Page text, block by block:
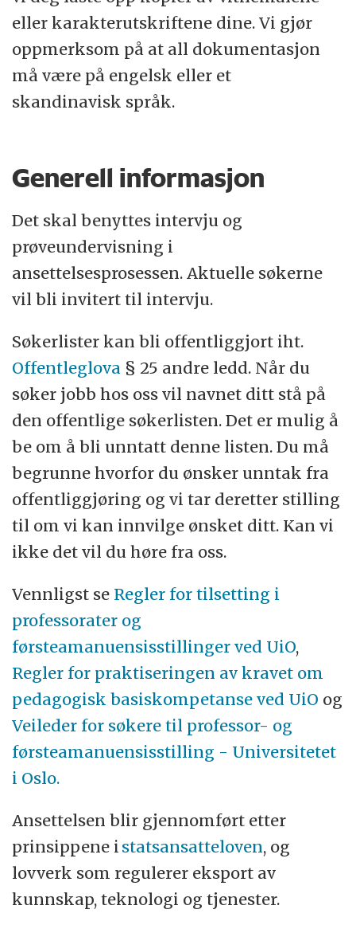
eller karakterutskriftene dine. Vi gjør
oppmerksom på at all dokumentasjon
må være på engelsk eller et
skandinavisk språk.
Generell informasjon
Det skal benyttes intervju og
prøveundervisning i
ansettelsesprosessen. Aktuelle søkerne
vil bli invitert til intervju.
Søkerlister kan bli offentliggjort iht.
Offentleglova § 25 andre ledd. Når du
søker jobb hos oss vil navnet ditt stå på
den offentlige søkerlisten. Det er mulig å
be om å bli unntatt denne listen. Du må
begrunne hvorfor du ønsker unntak fra
offentliggjøring og vi tar deretter stilling
til om vi kan innvilge ønsket ditt. Kan vi
ikke det vil du høre fra oss.
Vennligst se Regler for tilsetting i
professorater og
førsteamanuensisstillinger ved UiO,
Regler for praktiseringen av kravet om
pedagogisk basiskompetanse ved UiO og
Veileder for søkere til professor- og
førsteamanuensisstilling - Universitetet
i Oslo.
Ansettelsen blir gjennomført etter
prinsippene i statsansatteloven, og
lovverk som regulerer eksport av
kunnskap, teknologi og tjenester.